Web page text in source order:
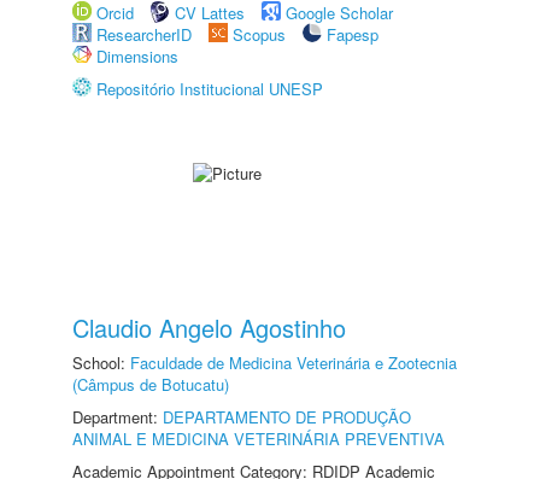
Orcid
CV Lattes
Google Scholar
ResearcherID
Scopus
Fapesp
Dimensions
Repositório Institucional UNESP
Claudio Angelo Agostinho
School: Faculdade de Medicina Veterinária e Zootecnia
(Câmpus de Botucatu)
Department: DEPARTAMENTO DE PRODUÇÃO
ANIMAL E MEDICINA VETERINÁRIA PREVENTIVA
Academic Appointment Category: RDIDP Academic